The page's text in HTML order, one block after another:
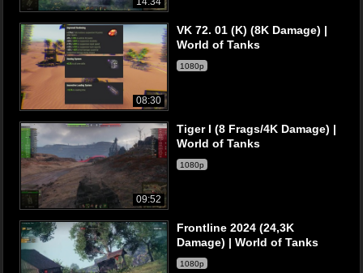
08:30
VK 72. 01 (K) (8K Damage) |
World of Tanks
1080p
09:52
Tiger I (8 Frags/4K Damage) |
World of Tanks
1080p
Frontline 2024 (24,3K
Damage) | World of Tanks
1080p